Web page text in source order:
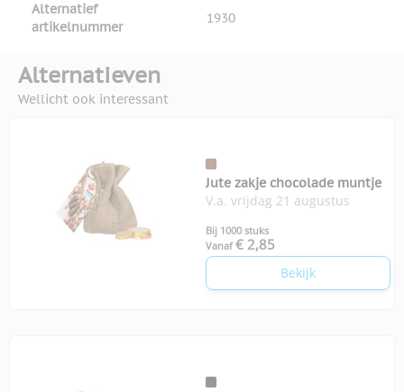
Alternatief
artikelnummer
1930
Alternatieven
Wellicht ook interessant
Jute zakje chocolade muntje
V.a. vrijdag 21 augustus
Bij 1000 stuks
Vanaf € 2,85
Bekijk